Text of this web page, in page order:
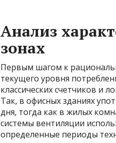
Анализ
зонах
Первым шагом к
текущего уровня
классических счетчиков и
Так, в офисных зданиях
дня, тогда как в жилых
системы вентиляции
определенные периоды